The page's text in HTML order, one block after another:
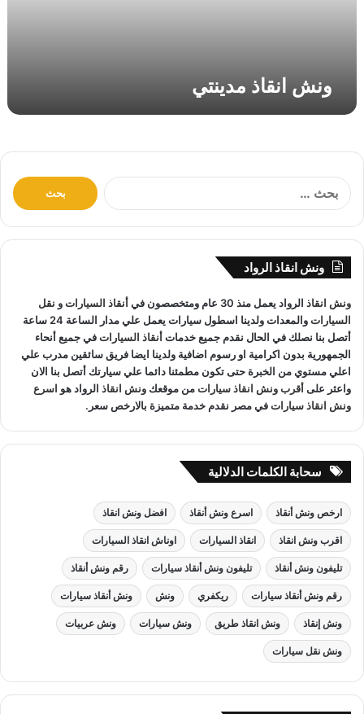
ي
ونش انقاذ مدينتي
:
ونش انقاذ الرواد
ونش انقاذ الرواد يعمل منذ 30 عام ومتخصصون في أنقاذ السياراتو نقل
السيارات
والمعدات ولدينا اسطول سيارات يعمل علي مدار الساعة 24 ساعة
أتصل بنا نصلك في الحال نقدم جميع خدماتأنقاذ السياراتفي جميع أنحاء
الجمهورية بدون اكرامية او رسوم اضافية ولدينا ايضا فريق سائقين مدرب علي
اعلي مستوي من الخبرة حتى تكون مطمئنا دائما علي سيارتك أتصل بنا الان
واعثر علىأقرب ونش انقاذ سياراتمن موقعك ونش انقاذ الرواد هو اسرع
ونش انقاذ سياراتفي مصر نقدم خدمة متميزة بالارخص سعر.
سحابة الكلمات الدلالية
ارخص ونش أنقاذ اسرع ونش أنقاذ افضل ونش انقاذ
اقرب ونش انقاذ انقاذ السيارات اوناش انقاذ السيارات
تليفون ونش أنقاذ تليفون ونش أنقاذ سيارات رقم ونش أنقاذ
رقم ونش أنقاذ سيارات ريكفري ونش ونش أنقاذ سيارات
ونش إنقاذ ونش انقاذ طريق ونش سيارات ونش عربيات
ونش نقل سيارات